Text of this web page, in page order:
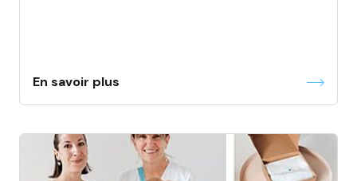
En savoir plus